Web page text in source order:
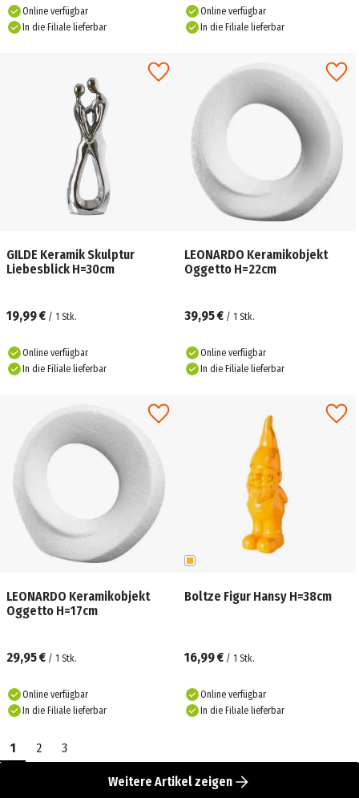
Online verfügbar
In die Filiale lieferbar
Online verfügbar
In die Filiale lieferbar
GILDE Keramik Skulptur
Liebesblick H=30cm
19,99 € / 1 Stk.
Online verfügbar
In die Filiale lieferbar
LEONARDO Keramikobjekt
Oggetto H=22cm
39,95 € / 1 Stk.
Online verfügbar
In die Filiale lieferbar
LEONARDO Keramikobjekt
Oggetto H=17cm
29,95 € / 1 Stk.
Online verfügbar
In die Filiale lieferbar
Boltze Figur Hansy H=38cm
16,99 € / 1 Stk.
Online verfügbar
In die Filiale lieferbar
1 2 3
Weitere Artikel zeigen